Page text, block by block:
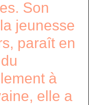
Son
jeunesse
paraît en
à
elle a